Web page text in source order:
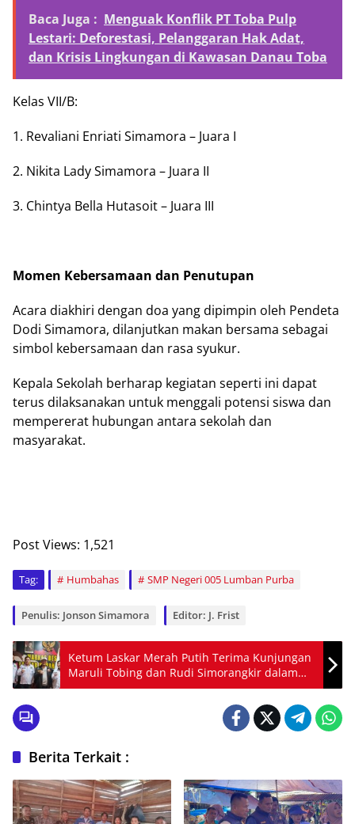
Baca Juga : Menguak Konflik PT Toba Pulp
Lestari: Deforestasi, Pelanggaran Hak Adat,
dan Krisis Lingkungan di Kawasan Danau Toba
Kelas VII/B:
1. Revaliani Enriati Simamora – Juara I
2. Nikita Lady Simamora – Juara II
3. Chintya Bella Hutasoit – Juara III
Momen Kebersamaan dan Penutupan
Acara diakhiri dengan doa yang dipimpin oleh Pendeta
Dodi Simamora, dilanjutkan makan bersama sebagai
simbol kebersamaan dan rasa syukur.
Kepala Sekolah berharap kegiatan seperti ini dapat
terus dilaksanakan untuk menggali potensi siswa dan
mempererat hubungan antara sekolah dan
masyarakat.
Post Views: 1,521
Tag: Humbahas SMP Negeri 005 Lumban Purba
Penulis: Jonson Simamora Editor: J. Frist
Ketum Laskar Merah Putih Terima Kunjungan
Maruli Tobing dan Rudi Simorangkir dalam
Diskusi Publik
Berita Terkait :